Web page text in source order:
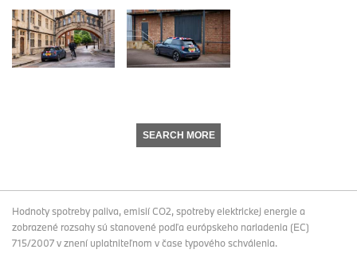
SEARCH MORE
Hodnoty spotreby paliva, emisií CO2, spotreby elektrickej energie a
zobrazené rozsahy sú stanovené podľa európskeho nariadenia (EC)
715/2007 v znení uplatniteľnom v čase typového schválenia.